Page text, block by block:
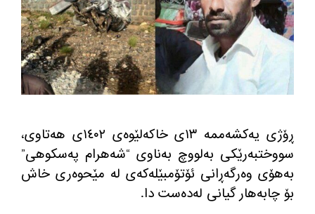
ڕۆژی یه‌كشه‌ممه‌ ١٣ی خاكه‌لێوه‌ی ١٤٠٢ی هه‌تاوی،
سووختبه‌رێكی به‌لووچ به‌ناوی “شه‌هرام په‌سكوهی”
به‌هۆی وه‌رگه‌ڕانی ئۆتۆمبێله‌كه‌ی له‌ مێحوه‌ری خاش
بۆ چابه‌هار گیانی له‌ده‌ست دا.